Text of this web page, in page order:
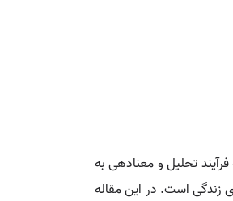
تحلیل و معنادهی به
زندگی است. در این مقاله